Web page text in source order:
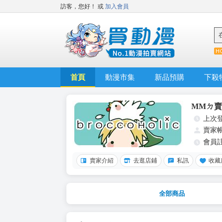
訪客，您好！ 或 加入會員
首頁 動漫市集 新品預購 下殺
MMㄉ
上次
賣家
會員
賣家介紹 去逛店鋪 私訊 收藏
全部商品